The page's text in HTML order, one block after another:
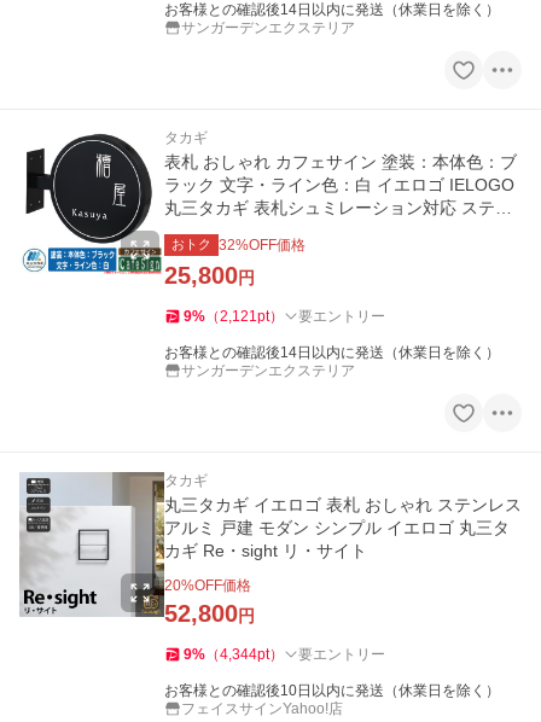
お客様との確認後14日以内に発送（休業日を除く）
サンガーデンエクステリア
タカギ
表札 おしゃれ カフェサイン 塗装：本体色：ブ
ラック 文字・ライン色：白 イエロゴ IELOGO
丸三タカギ 表札シュミレーション対応 ステン
レス表札
おトク 32%OFF価格
25,800円
9% （2,121pt） 要エントリー
お客様との確認後14日以内に発送（休業日を除く）
サンガーデンエクステリア
タカギ
丸三タカギ イエロゴ 表札 おしゃれ ステンレス
アルミ 戸建 モダン シンプル イエロゴ 丸三タ
カギ Re・sight リ・サイト
20%OFF価格
52,800円
9% （4,344pt） 要エントリー
お客様との確認後10日以内に発送（休業日を除く）
フェイスサインYahoo!店